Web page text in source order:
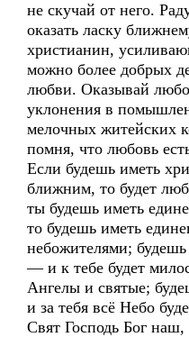
не скучай от него.
оказать ласку
христианин,
можно более добрых
любви. Оказывай
уклонения в
мелочных житейских
помня, что любовь
Если будешь иметь
ближним, то будет
ты будешь иметь
то будешь иметь
небожителями;
— и к тебе будет
Ангелы и святые;
и за тебя всё Небо
Свят Господь Бог